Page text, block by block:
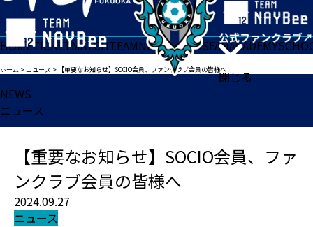
閉じる
HOMETICKETMATCHTEAMNEWSGOODSFANACADEMY
ホーム >ニュース > 【重要なお知らせ】SOCIO会員、ファンクラブ会員の皆様へ
NEWS
ニュース
【重要なお知らせ】SOCIO会員、ファ
ンクラブ会員の皆様へ
2024.09.27
ニュース